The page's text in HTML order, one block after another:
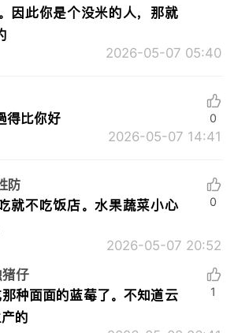
因此你是个没米的人，那就
2026-05-07 05:40
得比你好
2026-05-07 14:41
0
防
就不吃饭店。水果蔬菜小心
2026-05-07 20:52
0
仔
种面面的蓝莓了。不知道云
的
1